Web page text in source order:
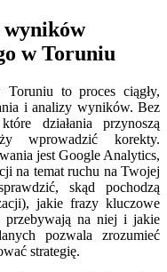
w Toruniu
to proces ciągły,
i analizy wyników. Bez
działania przynoszą
wprowadzić korekty.
jest Google Analytics,
na temat ruchu na Twojej
skąd pochodzą
jakie frazy kluczowe
przebywają na niej i jakie
pozwala zrozumieć
strategię.